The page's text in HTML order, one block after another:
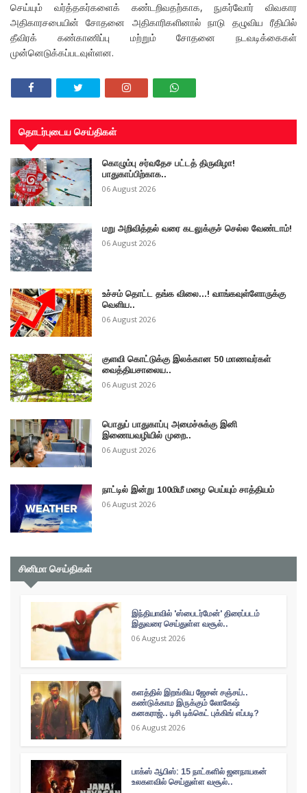
செய்யும் வர்த்தகர்களைக் கண்டறிவதற்காக, நுகர்வோர் விவகார
அதிகாரசபையின் சோதனை அதிகாரிகளினால் நாடு தழுவிய ரீதியில்
தீவிரக் கண்காணிப்பு மற்றும் சோதனை நடவடிக்கைகள்
முன்னெடுக்கப்படவுள்ளன.
தொடர்புடைய செய்திகள்
கொழும்பு சர்வதேச பட்டத் திருவிழா!
பாதுகாப்பிற்காக..
06 August 2026
மறு அறிவித்தல் வரை கடலுக்குச் செல்ல வேண்டாம்!
06 August 2026
உச்சம் தொட்ட தங்க விலை...! வாங்கவுள்ளோருக்கு
வெளிய..
06 August 2026
குளவி கொட்டுக்கு இலக்கான 50 மாணவர்கள்
வைத்தியசாலைய..
06 August 2026
பொதுப் பாதுகாப்பு அமைச்சுக்கு இனி
இணையவழியில் முறை..
06 August 2026
நாட்டில் இன்று 100மிமீ மழை பெய்யும் சாத்தியம்
06 August 2026
சினிமா செய்திகள்
இந்தியாவில் 'ஸ்பைடர்மேன்' திரைப்படம்
இதுவரை செய்துள்ள வசூல்..
06 August 2026
களத்தில் இறங்கிய ஜேசன் சஞ்சய்..
கண்டுக்காம இருக்கும் லோகேஷ்
கனகராஜ்.. டிசி டிக்கெட் புக்கிங் எப்படி?
06 August 2026
பாக்ஸ் ஆபிஸ்: 15 நாட்களில் ஜனநாயகன்
உலகளவில் செய்துள்ள வசூல்..